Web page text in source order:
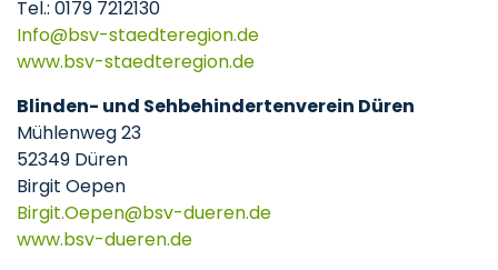
Tel.: 0179 7212130
Info
bsv-staedteregionde
www.bsv-staedteregion.de
Blinden- und Sehbehindertenverein Düren
Mühlenweg 23
52349 Düren
Birgit Oepen
Birgit.Oepen
bsv-duerende
www.bsv-dueren.de